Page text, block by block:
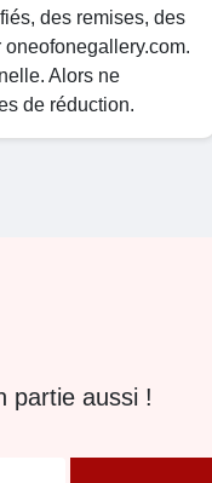
des remises, des
Alors ne
de réduction.
partie aussi !